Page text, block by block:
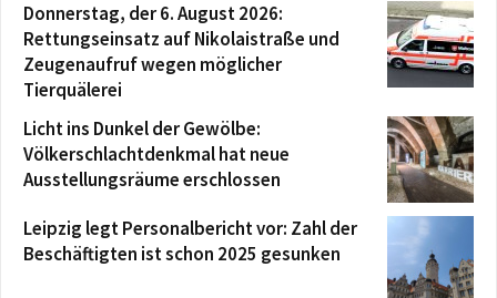
Donnerstag, der 6. August 2026:
Rettungseinsatz auf Nikolaistraße und
Zeugenaufruf wegen möglicher
Tierquälerei
Licht ins Dunkel der Gewölbe:
Völkerschlachtdenkmal hat neue
Ausstellungsräume erschlossen
Leipzig legt Personalbericht vor: Zahl der
Beschäftigten ist schon 2025 gesunken